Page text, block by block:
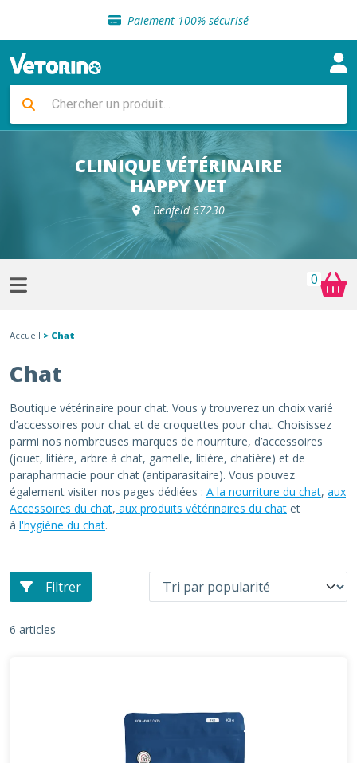
Paiement 100% sécurisé
Livraison gratuite en clinique vétérinaire
Sélection de croquettes vétérinaire
Livraison gratuite en clinique vétérinaire
Retour gratuit en clinique
Sélection de croquettes vétérinaire
CLINIQUE VÉTÉRINAIRE
HAPPY VET
Benfeld 67230
0
Accueil > Chat
Chat
Boutique vétérinaire pour chat. Vous y trouverez un choix varié
d’accessoires pour chat et de croquettes pour chat. Choisissez
parmi nos nombreuses marques de nourriture, d’accessoires
(jouet, litière, arbre à chat, gamelle, litière, chatière) et de
parapharmacie pour chat (antiparasitaire). Vous pouvez
également visiter nos pages dédiées : A la nourriture du chat, aux
Accessoires du chat, aux produits vétérinaires du chat et
à l'hygiène du chat.
Filtrer
6 articles